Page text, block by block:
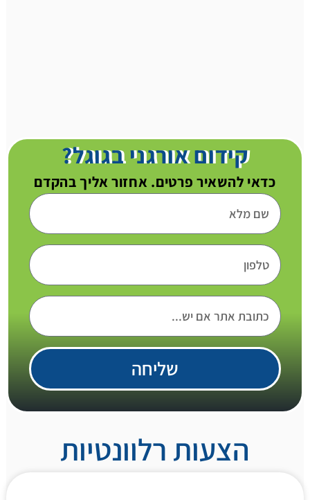
קידום אורגני בגוגל?
כדאי להשאיר פרטים. אחזור אליך בהקדם
שליחה
הצעות רלוונטיות